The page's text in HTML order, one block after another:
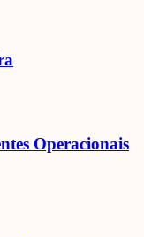
Operacionais